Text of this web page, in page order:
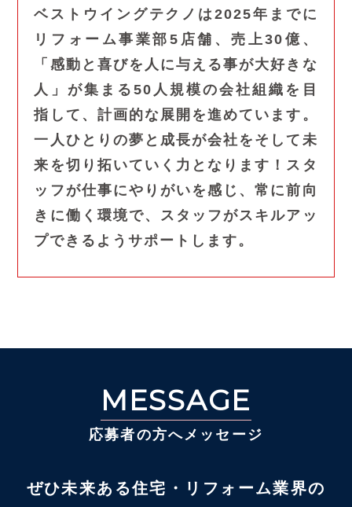
ベストウイングテクノは2025年までに
リフォーム事業部5店舗、売上30億、
「感動と喜びを人に与える事が大好きな
人」が集まる50人規模の会社組織を目
指して、計画的な展開を進めています。
一人ひとりの夢と成長が会社をそして未
来を切り拓いていく力となります！スタ
ッフが仕事にやりがいを感じ、常に前向
きに働く環境で、スタッフがスキルアッ
プできるようサポートします。
MESSAGE
応募者の方へメッセージ
ぜひ未来ある住宅・リフォーム業界の